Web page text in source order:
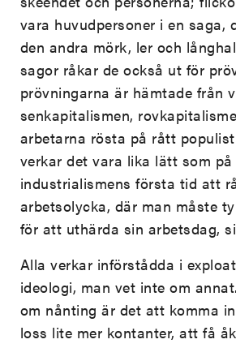
vara huvudpersoner i en saga,
den andra mörk, ler och
sagor råkar de också ut för
prövningarna är hämtade från
senkapitalismen,
arbetarna rösta på rått
verkar det vara lika lätt som på
industrialismens första tid att
arbetsolycka, där man måste
för att uthärda sin arbetsdag,
Alla verkar införstådda i
ideologi, man vet inte om
om nånting är det att komma
loss lite mer kontanter, att få